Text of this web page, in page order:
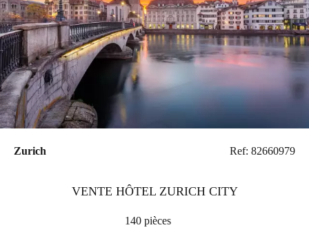
Zurich Ref: 82660979
VENTE HÔTEL ZURICH CITY
140 pièces